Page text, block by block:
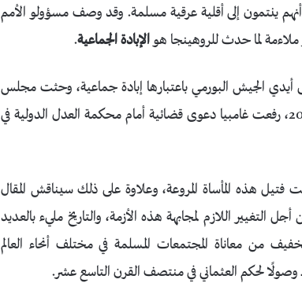
ينتمون إلى أقلية عرقية مسلمة. وقد وصف مسؤولو الأمم
ملاءمة لما حدث للروهينجا هوالإبادة الجماعية.
على أيدي الجيش البورمي باعتبارها إبادة جماعية، وحثت مجلس
الأمن الدولي على اتخاذ إجراءات. وفي الآونة الأخيرة، في نوفمبر 2019، رفعت غامبيا دعوى قضائية أمام محكمة العدل الدولية في
هذه المأساة المروعة، وعلاوة على ذلك سيناقش المقال
التغيير اللازم لمجابهة هذه الأزمة، والتاريخ مليء بالعديد
من معاناة المجتمعات المسلمة في مختلف أنحاء العالم
وصولًا لحكم العثماني في منتصف القرن التاسع عشر.